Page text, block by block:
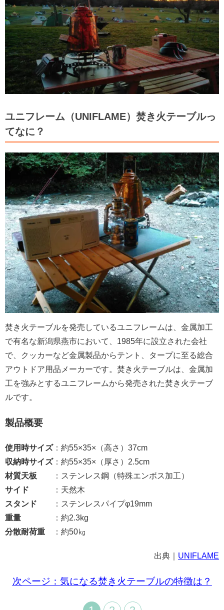
ユニフレーム（UNIFLAME）焚き火テーブルっ
てなに？
焚き火テーブルを発売しているユニフレームは、金属加工
で有名な新潟県燕市において、1985年に設立された会社
で、クッカーなど金属製品からテント、タープに至る総合
アウトドア用品メーカーです。焚き火テーブルは、金属加
工を強みとするユニフレームから発売された焚き火テーブ
ルです。
製品概要
使用時サイズ：約55×35×（高さ）37cm
収納時サイズ：約55×35×（厚さ）2.5cm
材質天板 ：ステンレス鋼（特殊エンボス加工）
サイド ：天然木
スタンド ：ステンレスパイプφ19mm
重量 ：約2.3kg
分散耐荷重 ：約50㎏
出典｜ UNIFLAME
次ページ：気になる焚き火テーブルの特徴は？